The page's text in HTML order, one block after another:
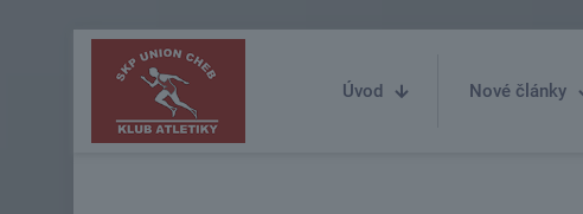
Úvod Nové články